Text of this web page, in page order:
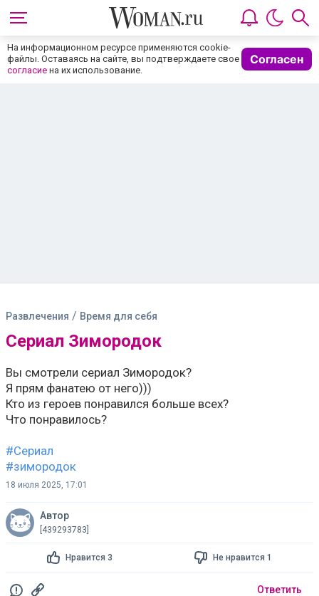
На информационном ресурсе применяются cookie-
файлы. Оставаясь на сайте, вы подтверждаете свое
согласие на их использование.
Согласен
Развлечения / Время для себя
Сериал Зимородок
Вы смотрели сериал Зимородок?
Я прям фанатею от него)))
Кто из героев понравился больше всех?
Что понравилось?
#Сериал
#зимородок
18 июля 2025, 17:01
Автор
[439293783]
Нравится 3 Не нравится 1
Ответить